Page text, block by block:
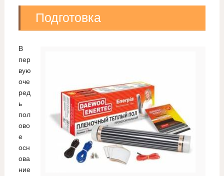
Подготовка
В
пер
вую
оче
ред
ь
пол
ово
е
осн
ова
ние